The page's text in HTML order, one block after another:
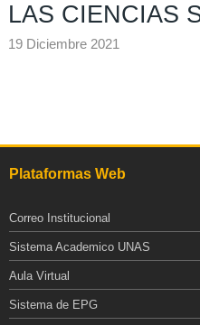
LAS CIENCIAS
19 Diciembre 2021
Plataformas Web
Correo Institucional
Sistema Academico UNAS
Aula Virtual
Sistema de EPG